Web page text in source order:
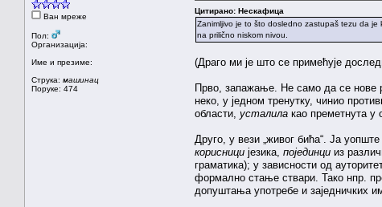
Ван мреже
Пол:
Организација:
Име и презиме:
Струка: машинац
Поруке: 474
Цитирано: Нескафица
Zanimljivo je to što dosledno zastupaš tezu da je
na prilično niskom nivou.
(Драго ми је што се примећује
Прво, запажање. Не само да се нове
неко, у једном тренутку, чинио
области, усталила као преметнута у
Друго, у вези „живог бића“. Ја
корисници језика, појединци из
граматика); у зависности од
формално стање ствари. Тако нпр.
допуштања употребе и заједничких